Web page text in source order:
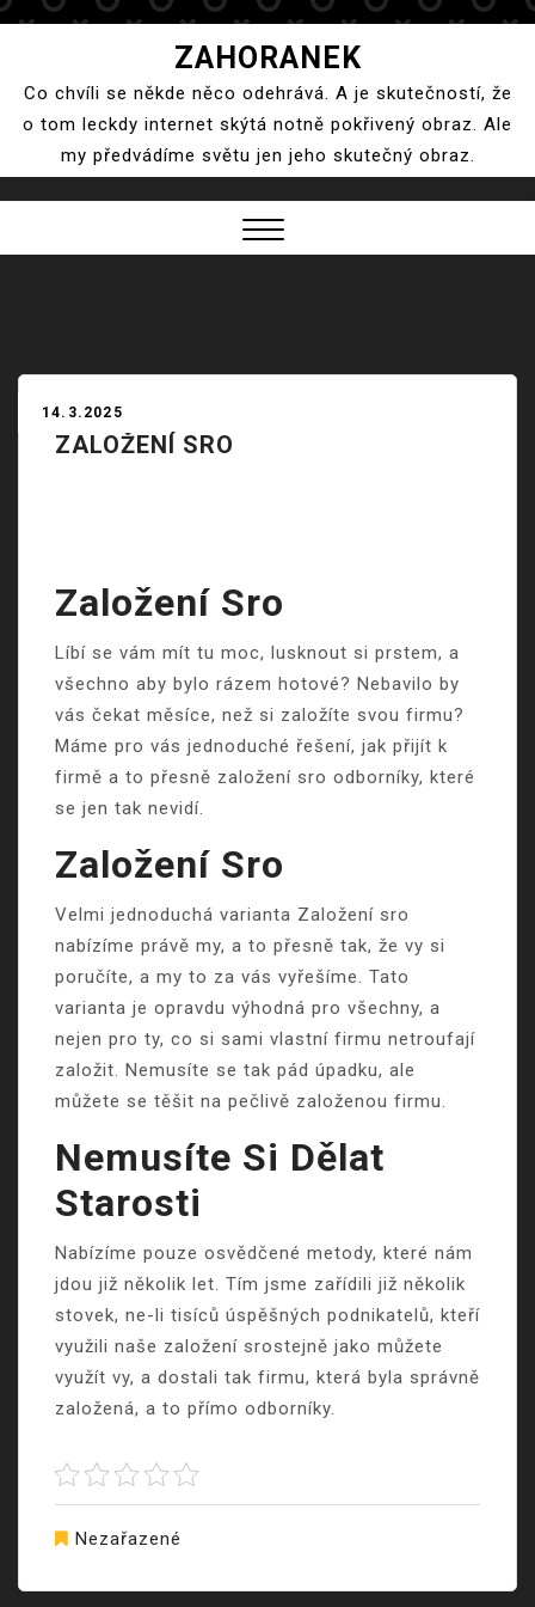
content
ZAHORANEK
Co chvíli se někde něco odehrává. A je skutečností, že
o tom leckdy internet skýtá notně pokřivený obraz. Ale
my předvádíme světu jen jeho skutečný obraz.
ZALOŽENÍ SRO
14.3.2025
Založení Sro
Líbí se vám mít tu moc, lusknout si prstem, a
všechno aby bylo rázem hotové? Nebavilo by
vás čekat měsíce, než si založíte svou firmu?
Máme pro vás jednoduché řešení, jak přijít k
firmě a to přesně založení sro odborníky, které
se jen tak nevidí.
Založení Sro
Velmi jednoduchá varianta Založení sro
nabízíme právě my, a to přesně tak, že vy si
poručíte, a my to za vás vyřešíme. Tato
varianta je opravdu výhodná pro všechny, a
nejen pro ty, co si sami vlastní firmu netroufají
založit. Nemusíte se tak pád úpadku, ale
můžete se těšit na pečlivě založenou firmu.
Nemusíte Si Dělat
Starosti
Nabízíme pouze osvědčené metody, které nám
jdou již několik let. Tím jsme zařídili již několik
stovek, ne-li tisíců úspěšných podnikatelů, kteří
využili naše založení srostejně jako můžete
využít vy, a dostali tak firmu, která byla správně
založená, a to přímo odborníky.
Nezařazené